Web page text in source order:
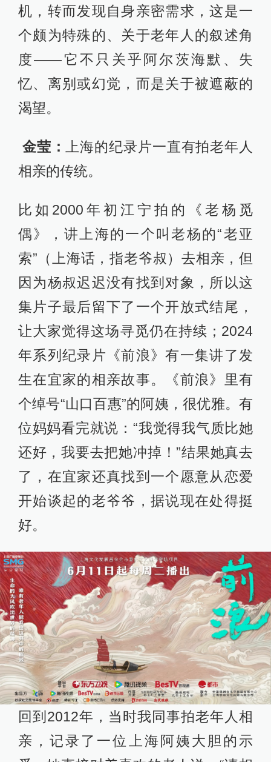
机，转而发现自身亲密需求，这是一
个颇为特殊的、关于老年人的叙述角
度——它不只关乎阿尔茨海默、失
忆、离别或幻觉，而是关于被遮蔽的
渴望。
金莹：
上海的纪录片一直有拍老年人
相亲的传统。
比如2000年初江宁拍的《老杨觅
偶》，讲上海的一个叫老杨的“老亚
索”（上海话，指老爷叔）去相亲，但
因为杨叔迟迟没有找到对象，所以这
集片子最后留下了一个开放式结尾，
让大家觉得这场寻觅仍在持续；2024
年系列纪录片《前浪》有一集讲了发
生在宜家的相亲故事。《前浪》里有
个绰号“山口百惠”的阿姨，很优雅。有
位妈妈看完就说：“我觉得我气质比她
还好，我要去把她冲掉！”结果她真去
了，在宜家还真找到一个愿意从恋爱
开始谈起的老爷爷，据说现在处得挺
好。
回到2012年，当时我同事拍老年人相
亲，记录了一位上海阿姨大胆的示